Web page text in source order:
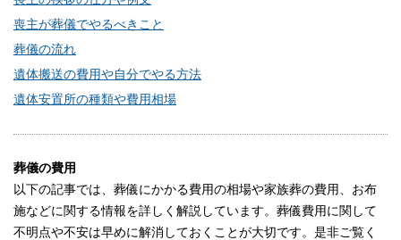
喪主が葬儀でやるべきこと
葬儀の流れ
遺体搬送の費用や自分でやる方法
遺体安置所の種類や費用相場
葬儀の費用
以下の記事では、葬儀にかかる費用の相場や家族葬の費用、お布
施などに関する情報を詳しく解説しています。葬儀費用に関して
不明点や不安は早めに解消しておくことが大切です。是非ご覧く